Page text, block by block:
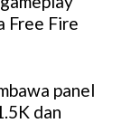
Free Fire
panel
dan